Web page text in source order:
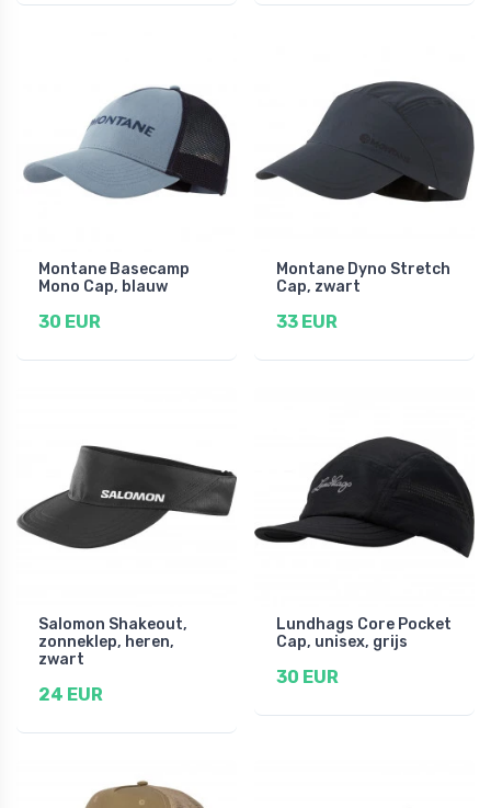
Montane Basecamp
Mono Cap, blauw
30 EUR
Montane Dyno Stretch
Cap, zwart
33 EUR
Salomon Shakeout,
zonneklep, heren,
zwart
24 EUR
Lundhags Core Pocket
Cap, unisex, grijs
30 EUR